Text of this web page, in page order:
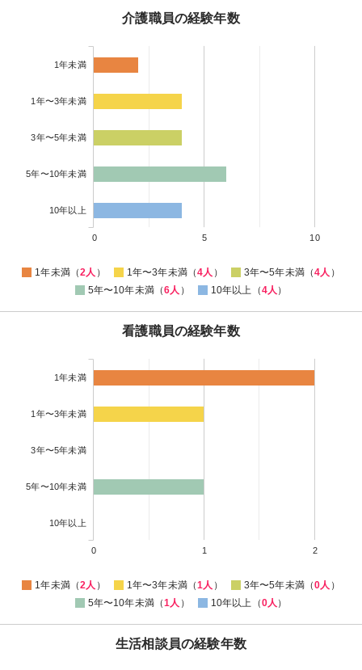
介護職員の経験年数
1年未満
1年〜3年未満
3年〜5年未満
5年〜10年未満
10年以上
0 5 10
1年未満（2人 ） 1年〜3年未満（4人 ） 3年〜5年未満（4人 ）
5年〜10年未満（6人 ） 10年以上（4人 ）
看護職員の経験年数
1年未満
1年〜3年未満
3年〜5年未満
5年〜10年未満
10年以上
0 1 2
1年未満（2人 ） 1年〜3年未満（1人 ） 3年〜5年未満（0人 ）
5年〜10年未満（1人 ） 10年以上（0人 ）
生活相談員の経験年数